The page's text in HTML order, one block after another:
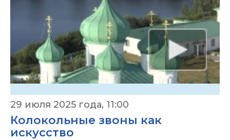
29 июля 2025 года, 11:00
Колокольные звоны как
искусство